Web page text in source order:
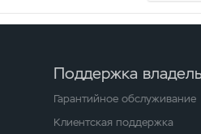
Поддержка
Гарантийное обслуживание
Клиентская поддержка